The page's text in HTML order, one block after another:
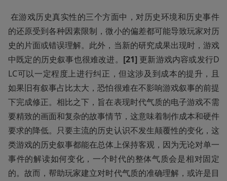
的还原受到各种因素限制，微小的偏差都可能导致玩家对历
史的片面或错误理解。此外，当新的研究成果出现时，游戏
中既定的历史叙事也很难改进。 [21] 更新游戏内容或发行D
LC可以一定程度上进行纠正，但这涉及到成本的提升，且
如果旧有叙事占比太大，恐怕很难在不影响游戏叙事的前提
下完成修正。相比之下，旨在表现时代气质的电子游戏不需
要精致的画面和复杂的故事情节，这意味着制作成本和硬件
要求的降低。只要主流的历史认识不发生颠覆性的变化，这
类游戏的历史叙事都能在总体上保持客观，因为无论对单一
事件的解读如何变化，一个时代的整体气质会是相对固定
的。故而，帮助玩家建立对时代气质的准确理解，或许是目